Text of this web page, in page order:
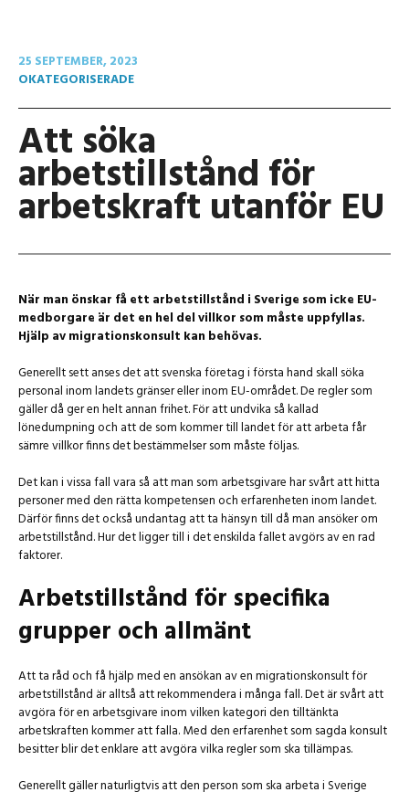
25 SEPTEMBER, 2023
OKATEGORISERADE
Att söka
arbetstillstånd för
arbetskraft utanför EU
När man önskar få ett arbetstillstånd i Sverige som icke EU-
medborgare är det en hel del villkor som måste uppfyllas.
Hjälp av migrationskonsult kan behövas.
Generellt sett anses det att svenska företag i första hand skall söka
personal inom landets gränser eller inom EU-området. De regler som
gäller då ger en helt annan frihet. För att undvika så kallad
lönedumpning och att de som kommer till landet för att arbeta får
sämre villkor finns det bestämmelser som måste följas.
Det kan i vissa fall vara så att man som arbetsgivare har svårt att hitta
personer med den rätta kompetensen och erfarenheten inom landet.
Därför finns det också undantag att ta hänsyn till då man ansöker om
arbetstillstånd. Hur det ligger till i det enskilda fallet avgörs av en rad
faktorer.
Arbetstillstånd för specifika
grupper och allmänt
Att ta råd och få hjälp med en ansökan av en migrationskonsult för
arbetstillstånd är alltså att rekommendera i många fall. Det är svårt att
avgöra för en arbetsgivare inom vilken kategori den tilltänkta
arbetskraften kommer att falla. Med den erfarenhet som sagda konsult
besitter blir det enklare att avgöra vilka regler som ska tillämpas.
Generellt gäller naturligtvis att den person som ska arbeta i Sverige